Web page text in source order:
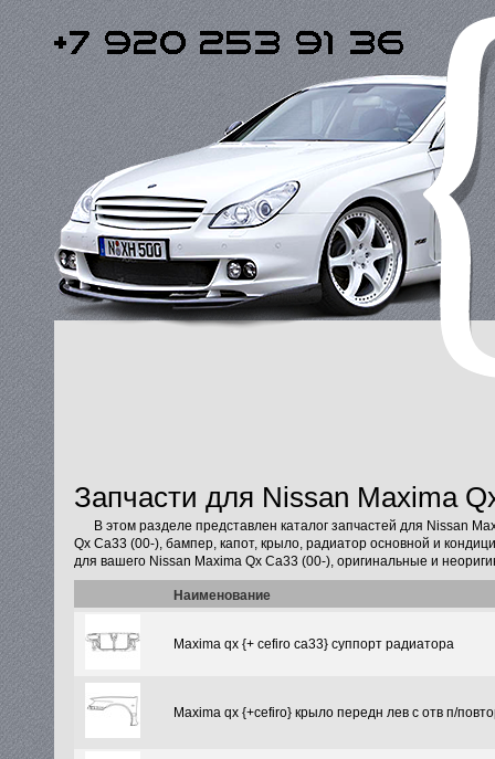
Запчасти для Nissan Maxima
В этом разделе представлен каталог запчастей для Nissan
Qx Ca33 (00-), бампер, капот, крыло, радиатор основной и
для вашего Nissan Maxima Qx Ca33 (00-), оригинальные и
Наименование
Maxima qx {+ cefiro ca33} суппорт радиатора
Maxima qx {+cefiro} крыло передн лев с отв п/